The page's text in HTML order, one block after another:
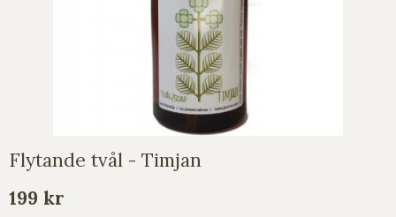
Flytande tvål - Timjan
199 kr